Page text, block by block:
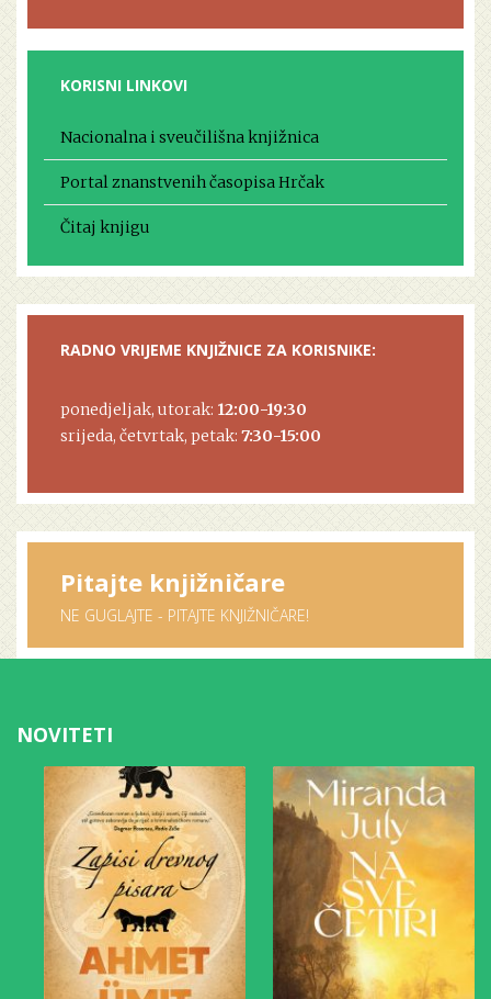
KORISNI LINKOVI
Nacionalna i sveučilišna knjižnica
Portal znanstvenih časopisa Hrčak
Čitaj knjigu
RADNO VRIJEME KNJIŽNICE ZA KORISNIKE:
ponedjeljak, utorak: 12:00-19:30
srijeda, četvrtak, petak: 7:30-15:00
Pitajte knjižničare
NE GUGLAJTE - PITAJTE KNJIŽNIČARE!
NOVITETI